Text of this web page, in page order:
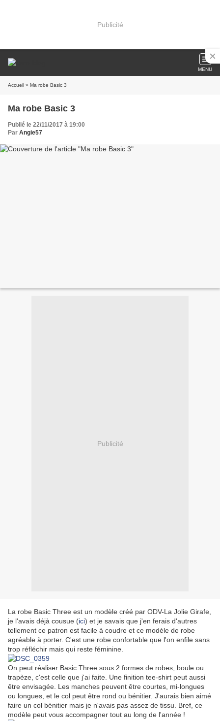
Publicité
MENU
Accueil » Ma robe Basic 3
Ma robe Basic 3
Publié le 22/11/2017 à 19:00
Par Angie57
Publicité
La robe Basic Three est un modèle créé par ODV-La Jolie Girafe,
je l'avais déjà cousue (ici) et je savais que j'en ferais d'autres
tellement ce patron est facile à coudre et ce modèle de robe
agréable à porter. C'est une robe confortable que l'on enfile sans
trop réfléchir mais qui reste féminine.
On peut réaliser Basic Three sous 2 formes de robes, boule ou
trapèze, c'est celle que j'ai faite. Une finition tee-shirt peut aussi
être envisagée. Les manches peuvent être courtes, mi-longues
ou longues, et le col peut être rond ou bénitier. J'aurais bien aimé
faire un col bénitier mais je n'avais pas assez de tissu. Bref, ce
modèle peut vous accompagner tout au long de l'année !